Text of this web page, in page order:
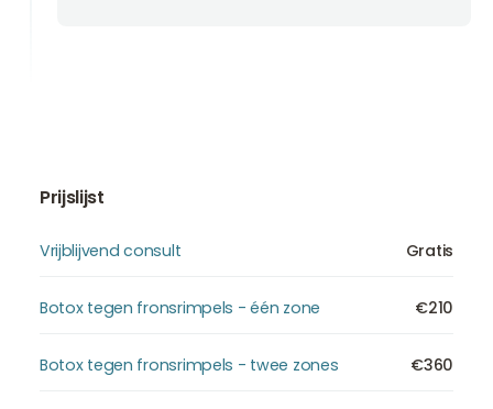
Prijslijst
Vrijblijvend consult Gratis
Botox tegen fronsrimpels - één zone €210
Botox tegen fronsrimpels - twee zones €360